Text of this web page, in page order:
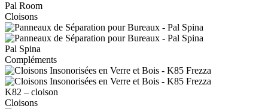
Pal Room
Cloisons
Pal Spina
Compléments
K82 – cloison
Cloisons